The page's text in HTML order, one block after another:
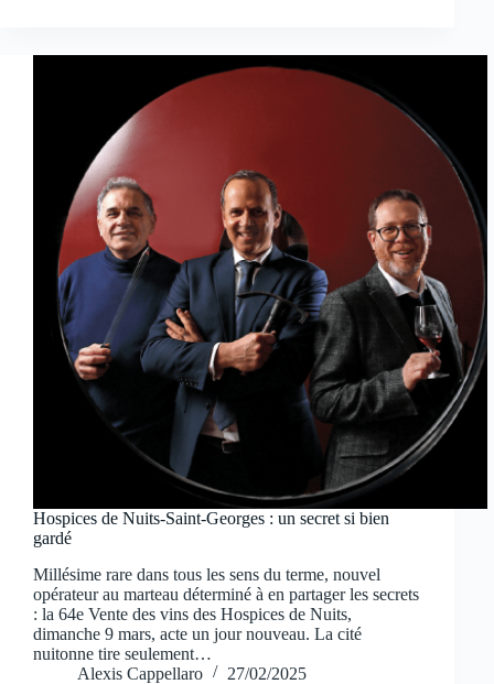
Hospices de Nuits-Saint-Georges : un secret si bien
gardé
Millésime rare dans tous les sens du terme, nouvel
opérateur au marteau déterminé à en partager les secrets
: la 64e Vente des vins des Hospices de Nuits,
dimanche 9 mars, acte un jour nouveau. La cité
nuitonne tire seulement…
Alexis Cappellaro
27/02/2025